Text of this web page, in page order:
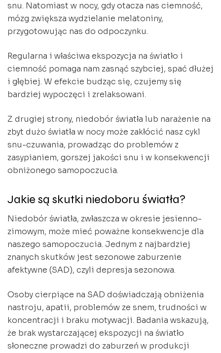
snu. Natomiast w nocy, gdy otacza nas ciemność,
mózg zwiększa wydzielanie melatoniny,
przygotowując nas do odpoczynku.
Regularna i właściwa ekspozycja na światło i
ciemność pomaga nam zasnąć szybciej, spać dłużej
i głębiej. W efekcie budząc się, czujemy się
bardziej wypoczęci i zrelaksowani.
Z drugiej strony, niedobór światła lub narażenie na
zbyt dużo światła w nocy może zakłócić nasz cykl
snu-czuwania, prowadząc do problemów z
zasypianiem, gorszej jakości snu i w konsekwencji
obniżonego samopoczucia.
Jakie są skutki niedoboru światła?
Niedobór światła, zwłaszcza w okresie jesienno-
zimowym, może mieć poważne konsekwencje dla
naszego samopoczucia. Jednym z najbardziej
znanych skutków jest sezonowe zaburzenie
afektywne (SAD), czyli depresja sezonowa.
Osoby cierpiące na SAD doświadczają obniżenia
nastroju, apatii, problemów ze snem, trudności w
koncentracji i braku motywacji. Badania wskazują,
że brak wystarczającej ekspozycji na światło
słoneczne prowadzi do zaburzeń w produkcji